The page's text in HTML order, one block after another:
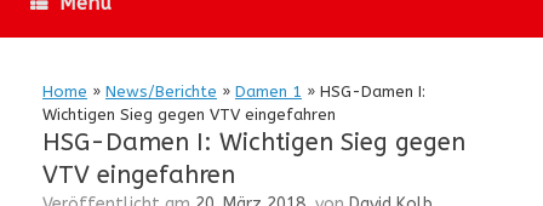
Home » News/Berichte » Damen 1 » HSG-Damen I:
Wichtigen Sieg gegen VTV eingefahren
HSG-Damen I: Wichtigen Sieg gegen
VTV eingefahren